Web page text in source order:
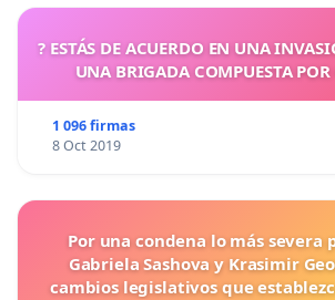
? ESTÁS DE ACUERDO EN UNA
UNA BRIGADA COMPUESTA
1 096 firmas
8 Oct 2019
Por una condena lo más severa
Gabriela Sashova y Krasimir
cambios legislativos que